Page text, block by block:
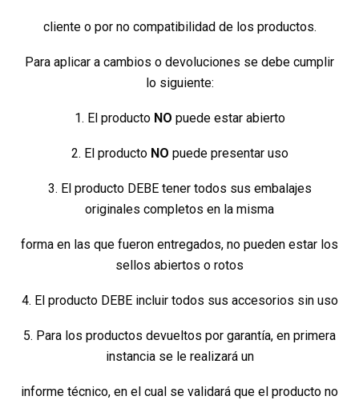
cliente o por no compatibilidad de los productos.
Para aplicar a cambios o devoluciones se debe cumplir
lo siguiente:
1. El producto NO puede estar abierto
2. El producto NO puede presentar uso
3. El producto DEBE tener todos sus embalajes
originales completos en la misma
forma en las que fueron entregados, no pueden estar los
sellos abiertos o rotos
4. El producto DEBE incluir todos sus accesorios sin uso
5. Para los productos devueltos por garantía, en primera
instancia se le realizará un
informe técnico, en el cual se validará que el producto no